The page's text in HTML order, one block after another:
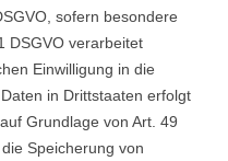
sofern besondere
DSGVO verarbeitet
Einwilligung in die
in Drittstaaten erfolgt
Grundlage von Art. 49
Speicherung von